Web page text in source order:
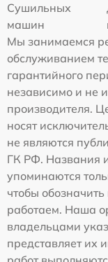
Сушильных
машин
Мы занимаемся
обслуживанием
гарантийного
независимо и не
производителя.
носят
не являются
ГК РФ. Названия
упоминаются
чтобы
работаем. Наша
владельцами
представляет их